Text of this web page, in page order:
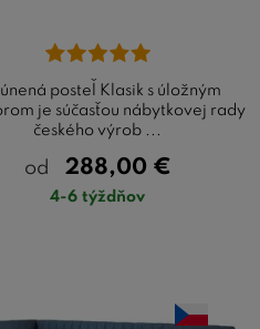
posteľ Klasik s úložným
je súčasťou nábytkovej rady
českého výrob ...
od 288,00 €
4-6 týždňov